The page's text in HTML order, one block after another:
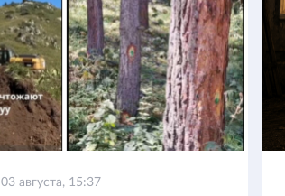
03 августа, 15:37